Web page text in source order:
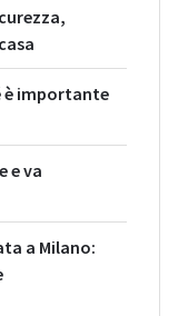
è importante
e va
a Milano: